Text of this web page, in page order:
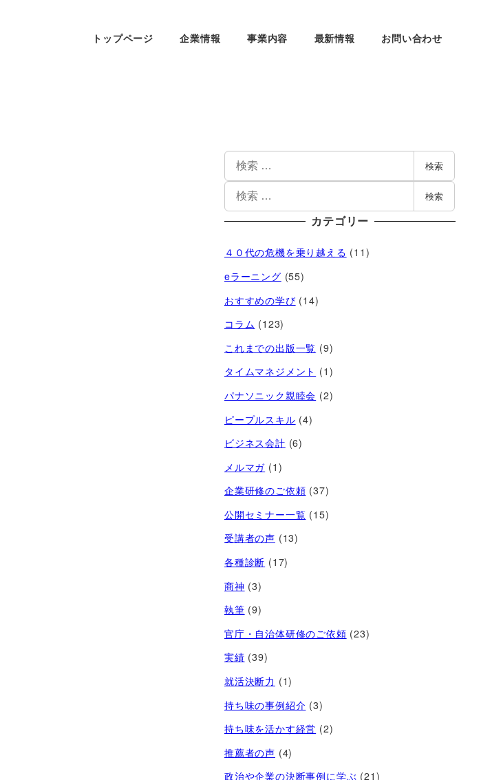
トップページ 企業情報 事業内容 最新情報 お問い合わせ
検索
検索
カテゴリー
４０代の危機を乗り越える (11)
eラーニング (55)
おすすめの学び (14)
コラム (123)
これまでの出版一覧 (9)
タイムマネジメント (1)
パナソニック親睦会 (2)
ピープルスキル (4)
ビジネス会計 (6)
メルマガ (1)
企業研修のご依頼 (37)
公開セミナー一覧 (15)
受講者の声 (13)
各種診断 (17)
商神 (3)
執筆 (9)
官庁・自治体研修のご依頼 (23)
実績 (39)
就活決断力 (1)
持ち味の事例紹介 (3)
持ち味を活かす経営​ (2)
推薦者の声 (4)
政治や企業の決断事例に学ぶ (21)